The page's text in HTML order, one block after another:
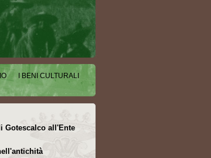
I BENI CULTURALI
Gotescalco all'Ente